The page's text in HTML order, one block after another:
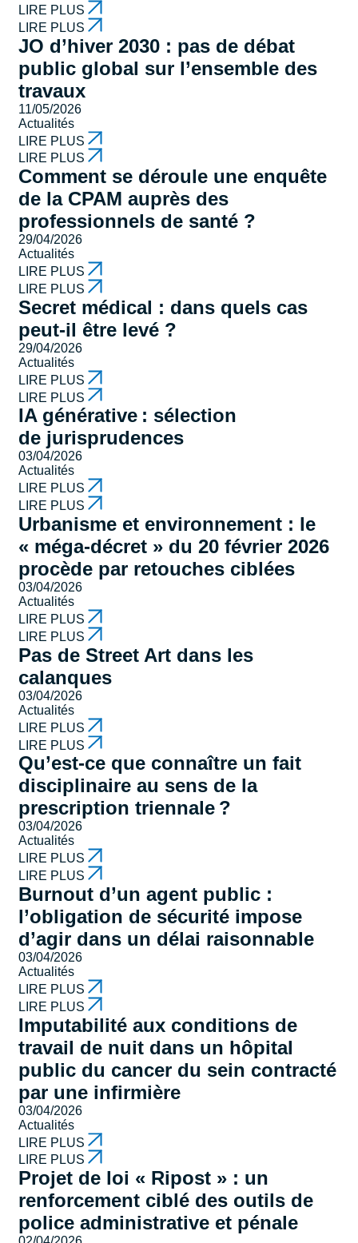
LIRE PLUS
LIRE PLUS
JO d’hiver 2030 : pas de débat
public global sur l’ensemble des
travaux
11/05/2026
Actualités
LIRE PLUS
LIRE PLUS
Comment se déroule une enquête
de la CPAM auprès des
professionnels de santé ?
29/04/2026
Actualités
LIRE PLUS
LIRE PLUS
Secret médical : dans quels cas
peut-il être levé ?
29/04/2026
Actualités
LIRE PLUS
LIRE PLUS
IA générative : sélection
de jurisprudences
03/04/2026
Actualités
LIRE PLUS
LIRE PLUS
Urbanisme et environnement : le
« méga-décret » du 20 février 2026
procède par retouches ciblées
03/04/2026
Actualités
LIRE PLUS
LIRE PLUS
Pas de Street Art dans les
calanques
03/04/2026
Actualités
LIRE PLUS
LIRE PLUS
Qu’est-ce que connaître un fait
disciplinaire au sens de la
prescription triennale ?
03/04/2026
Actualités
LIRE PLUS
LIRE PLUS
Burnout d’un agent public :
l’obligation de sécurité impose
d’agir dans un délai raisonnable
03/04/2026
Actualités
LIRE PLUS
LIRE PLUS
Imputabilité aux conditions de
travail de nuit dans un hôpital
public du cancer du sein contracté
par une infirmière
03/04/2026
Actualités
LIRE PLUS
LIRE PLUS
Projet de loi « Ripost » : un
renforcement ciblé des outils de
police administrative et pénale